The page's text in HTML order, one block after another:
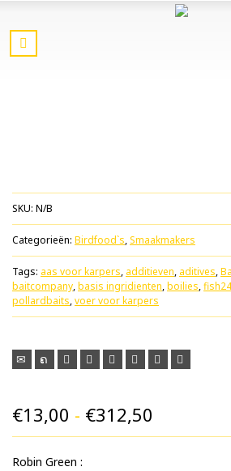
SKU: N/B
Categorieën: Birdfood`s,Smaakmakers
Tags: aas voor karpers, additieven, aditives,
baitcompany,basis ingridienten,boilies,fish24
pollardbaits,voer voor karpers
€13,00 - €312,50
€13,00
Robin Green :